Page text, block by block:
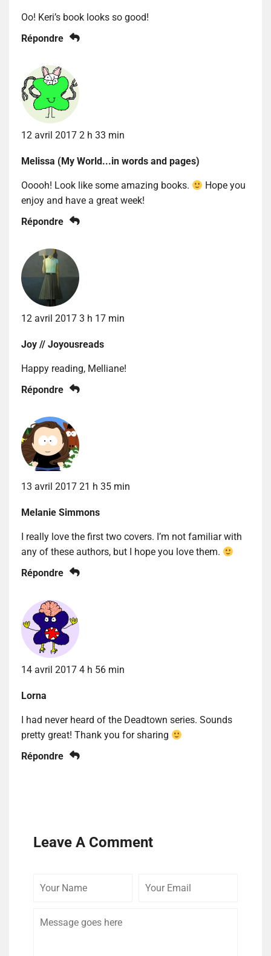
Oo! Keri’s book looks so good!
Répondre
12 avril 2017 2 h 33 min
Melissa (My World...in words and pages)
Ooooh! Look like some amazing books.
Hope you
enjoy and have a great week!
Répondre
12 avril 2017 3 h 17 min
Joy // Joyousreads
Happy reading, Melliane!
Répondre
13 avril 2017 21 h 35 min
Melanie Simmons
I really love the first two covers. I’m not familiar with
any of these authors, but I hope you love them.
Répondre
14 avril 2017 4 h 56 min
Lorna
I had never heard of the Deadtown series. Sounds
pretty great! Thank you for sharing
Répondre
Leave A Comment